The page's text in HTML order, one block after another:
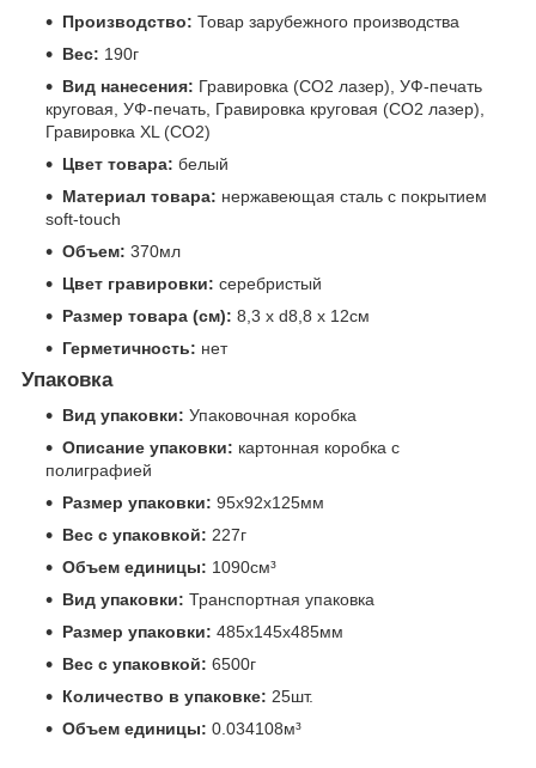
Производство: Товар зарубежного производства
Вес: 190г
Вид нанесения: Гравировка (CO2 лазер), УФ-печать
круговая, УФ-печать, Гравировка круговая (CO2 лазер),
Гравировка XL (СО2)
Цвет товара: белый
Материал товара: нержавеющая сталь с покрытием
soft-touch
Объем: 370мл
Цвет гравировки: серебристый
Размер товара (см): 8,3 х d8,8 х 12см
Герметичность: нет
Упаковка
Вид упаковки: Упаковочная коробка
Описание упаковки: картонная коробка с
полиграфией
Размер упаковки: 95x92x125мм
Вес с упаковкой: 227г
Объем единицы: 1090см³
Вид упаковки: Транспортная упаковка
Размер упаковки: 485x145x485мм
Вес с упаковкой: 6500г
Количество в упаковке: 25шт.
Объем единицы: 0.034108м³